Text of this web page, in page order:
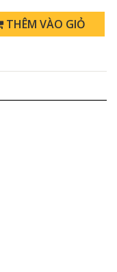
THÊM VÀO GIỎ